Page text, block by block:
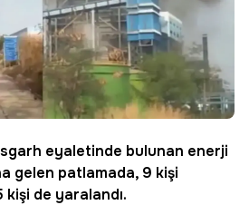
eyaletinde bulunan enerji
gelen patlamada, 9 kişi
kişi de yaralandı.